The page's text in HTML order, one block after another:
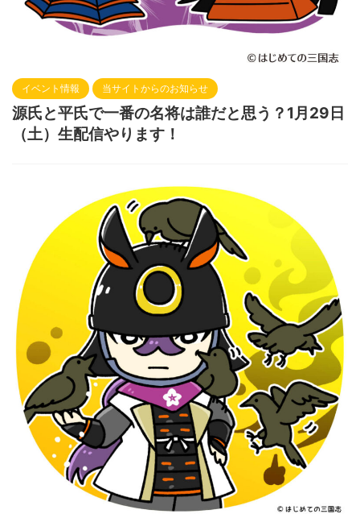
イベント情報 当サイトからのお知らせ
源氏と平氏で一番の名将は誰だと思う？1月29日
（土）生配信やります！